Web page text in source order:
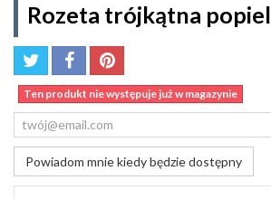
Rozeta trójkątna popiel
Ten produkt nie występuje już w magazynie
Powiadom mnie kiedy będzie dostępny